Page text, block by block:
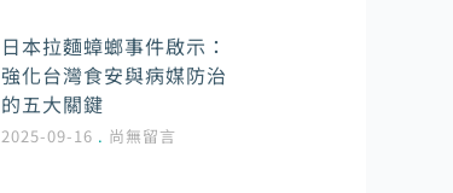
日本拉麵蟑螂事件啟示：
強化台灣食安與病媒防治
的五大關鍵
2025-09-16 尚無留言